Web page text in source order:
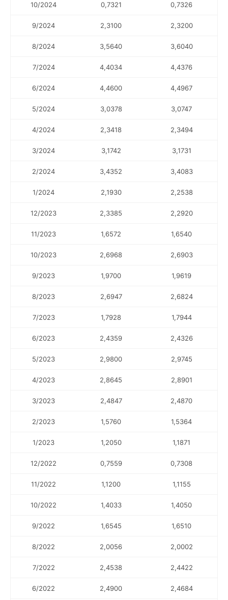
10/2024 0,7321 0,7326
9/2024 2,3100 2,3200
8/2024 3,5640 3,6040
7/2024 4,4034 4,4376
6/2024 4,4600 4,4967
5/2024 3,0378 3,0747
4/2024 2,3418 2,3494
3/2024 3,1742 3,1731
2/2024 3,4352 3,4083
1/2024 2,1930 2,2538
12/2023 2,3385 2,2920
11/2023 1,6572 1,6540
10/2023 2,6968 2,6903
9/2023 1,9700 1,9619
8/2023 2,6947 2,6824
7/2023 1,7928 1,7944
6/2023 2,4359 2,4326
5/2023 2,9800 2,9745
4/2023 2,8645 2,8901
3/2023 2,4847 2,4870
2/2023 1,5760 1,5364
1/2023 1,2050 1,1871
12/2022 0,7559 0,7308
11/2022 1,1200 1,1155
10/2022 1,4033 1,4050
9/2022 1,6545 1,6510
8/2022 2,0056 2,0002
7/2022 2,4538 2,4422
6/2022 2,4900 2,4684